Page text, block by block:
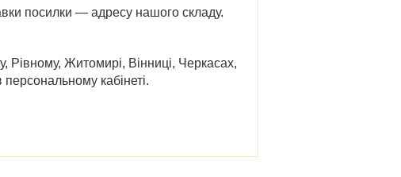
посилки — адресу нашого складу.
Рівному, Житомирі, Вінниці, Черкасах,
кабінеті.